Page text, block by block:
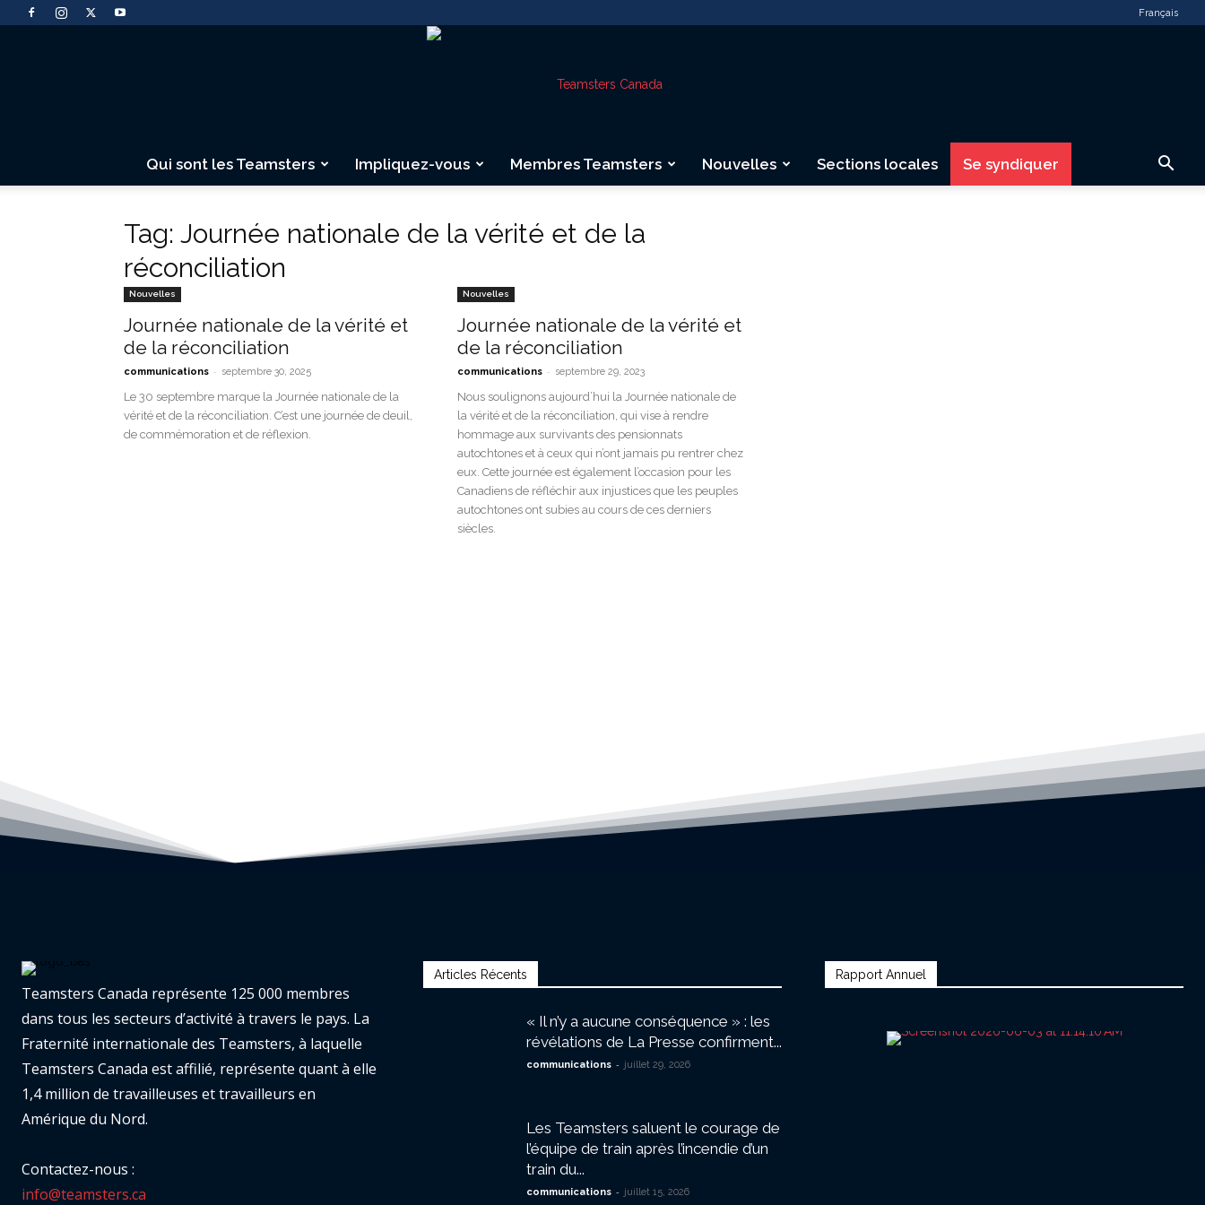
Français
Canada
Qui sont les Teamsters Impliquez-vous Membres Teamsters Nouvelles Sections locales Se syndiquer
Tag: Journée nationale de la vérité et de la
réconciliation
Nouvelles
Journée nationale de la vérité et
de la réconciliation
communications - septembre 30, 2025
Le 30 septembre marque la Journée nationale de la
vérité et de la réconciliation. C’est une journée de deuil,
de commémoration et de réflexion.
Nouvelles
Journée nationale de la vérité et
de la réconciliation
communications - septembre 29, 2023
Nous soulignons aujourd’hui la Journée nationale de
la vérité et de la réconciliation, qui vise à rendre
hommage aux survivants des pensionnats
autochtones et à ceux qui n’ont jamais pu rentrer chez
eux. Cette journée est également l’occasion pour les
Canadiens de réfléchir aux injustices que les peuples
autochtones ont subies au cours de ces derniers
siècles.
Teamsters Canada représente 125 000 membres
dans tous les secteurs d’activité à travers le pays. La
Fraternité internationale des Teamsters, à laquelle
Teamsters Canada est affilié, représente quant à elle
1,4 million de travailleuses et travailleurs en
Amérique du Nord.
Contactez-nous :
info@teamsters.ca
Articles Récents
« Il n’y a aucune conséquence » : les
révélations de La Presse confirment...
communications - juillet 29, 2026
Les Teamsters saluent le courage de
l’équipe de train après l’incendie d’un
train du...
communications - juillet 15, 2026
Rapport Annuel